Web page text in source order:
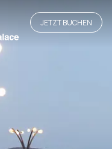
JETZT BUCHEN